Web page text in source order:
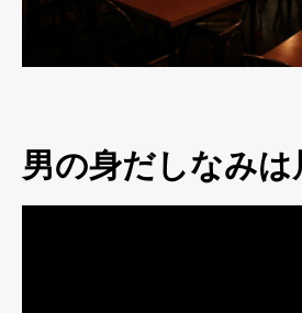
男の身だしなみは